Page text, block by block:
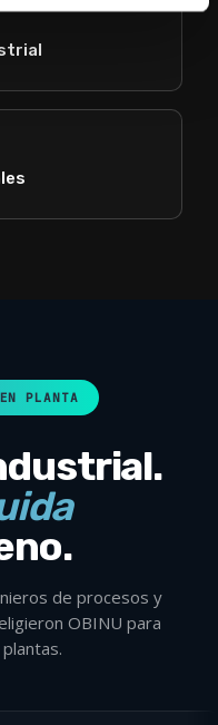
PLANTA
de procesos y
OBINU para